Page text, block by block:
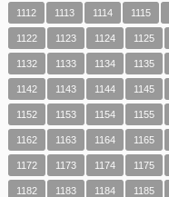
1112 1113 1114 1115
1122 1123 1124 1125
1132 1133 1134 1135
1142 1143 1144 1145
1152 1153 1154 1155
1162 1163 1164 1165
1172 1173 1174 1175
1182 1183 1184 1185